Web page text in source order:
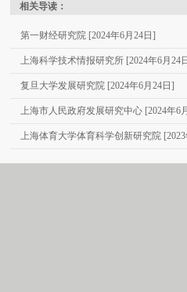
相关导读：
第一财经研究院 [2024年6月24日]
上海科学技术情报研究所 [2024年6月24
复旦大学发展研究院 [2024年6月24日]
上海市人民政府发展研究中心 [2024年6
上海体育大学体育科学创新研究院 [2023